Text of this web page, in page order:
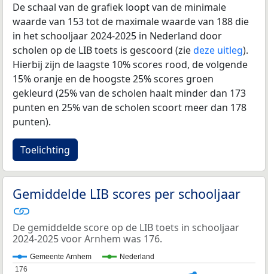
De schaal van de grafiek loopt van de minimale
waarde van 153 tot de maximale waarde van 188 die
in het schooljaar 2024-2025 in Nederland door
scholen op de LIB toets is gescoord (ziedeze uitleg).
Hierbij zijn de laagste 10% scores rood, de volgende
15% oranje en de hoogste 25% scores groen
gekleurd (25% van de scholen haalt minder dan 173
punten en 25% van de scholen scoort meer dan 178
punten).
Toelichting
Gemiddelde LIB scores per schooljaar
De gemiddelde score op de LIB toets in schooljaar
2024-2025 voor Arnhem was 176.
Gemeente Arnhem Nederland
176
176